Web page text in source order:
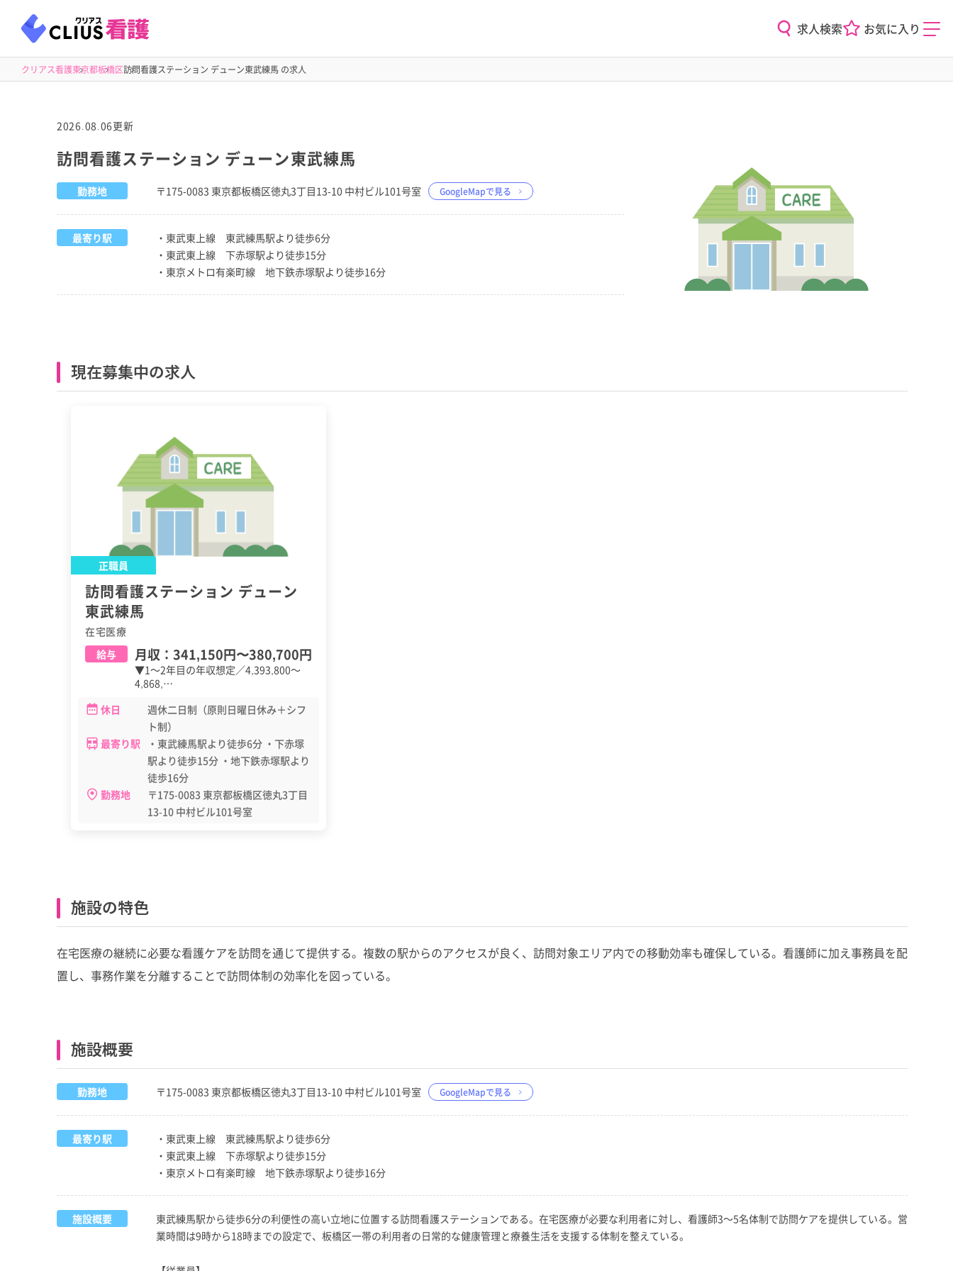
求人検索 お気に入り
クリアス看護東京都板橋区訪問看護ステーション デューン東武練馬 の求人
2026.08.06更新
訪問看護ステーション デューン東武練馬
勤務地 〒175-0083 東京都板橋区徳丸3丁目13-10 中村ビル101号室 GoogleMapで見る
最寄り駅
・東武東上線 東武練馬駅より徒歩6分
・東武東上線 下赤塚駅より徒歩15分
・東京メトロ有楽町線 地下鉄赤塚駅より徒歩16分
現在募集中の求人
正職員
訪問看護ステーション デューン
東武練馬
在宅医療
給与
月収： 341,150円〜380,700円
▼1～2年目の年収想定／4,393,800～
4,868,…
休日
週休二日制（原則日曜日休み＋シフ
ト制）
最寄り駅
・東武練馬駅より徒歩6分 ・下赤塚
駅より徒歩15分 ・地下鉄赤塚駅より
徒歩16分
勤務地
〒175-0083 東京都板橋区徳丸3丁目
13-10 中村ビル101号室
施設の特色
在宅医療の継続に必要な看護ケアを訪問を通じて提供する。複数の駅からのアクセスが良く、訪問対象エリア内での移動効率も確保している。看護師に加え事務員を配
置し、事務作業を分離することで訪問体制の効率化を図っている。
施設概要
勤務地 〒175-0083 東京都板橋区徳丸3丁目13-10 中村ビル101号室 GoogleMapで見る
最寄り駅
・東武東上線 東武練馬駅より徒歩6分
・東武東上線 下赤塚駅より徒歩15分
・東京メトロ有楽町線 地下鉄赤塚駅より徒歩16分
施設概要
東武練馬駅から徒歩6分の利便性の高い立地に位置する訪問看護ステーションである。在宅医療が必要な利用者に対し、看護師3～5名体制で訪問ケアを提供している。営
業時間は9時から18時までの設定で、板橋区一帯の利用者の日常的な健康管理と療養生活を支援する体制を整えている。